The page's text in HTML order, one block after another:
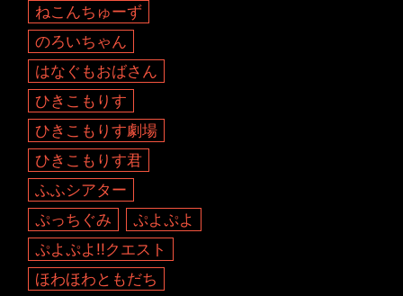
ねこんちゅーず
のろいちゃん
はなぐもおばさん
ひきこもりす
ひきこもりす劇場
ひきこもりす君
ふふシアター
ぷっちぐみ
ぷよぷよ
ぷよぷよ!!クエスト
ほわほわともだち